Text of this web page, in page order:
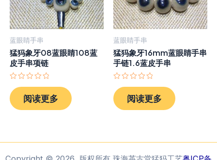
蓝眼睛手串
猛犸象牙08蓝眼睛108蓝
皮手串项链
分
0
&sol;
阅读更多
蓝眼睛手串
猛犸象牙16mm蓝眼睛手串
手链1.6蓝皮手串
分
0
&sol;
阅读更多